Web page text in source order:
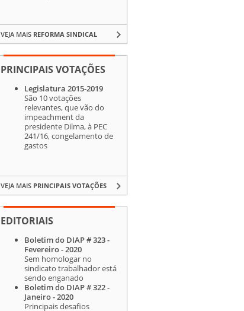
VEJA MAIS REFORMA SINDICAL
PRINCIPAIS VOTAÇÕES
Legislatura 2015-2019
São 10 votações
relevantes, que vão do
impeachment da
presidente Dilma, à PEC
241/16, congelamento de
gastos
VEJA MAIS PRINCIPAIS VOTAÇÕES
EDITORIAIS
Boletim do DIAP # 323 -
Fevereiro - 2020
Sem homologar no
sindicato trabalhador está
sendo enganado
Boletim do DIAP # 322 -
Janeiro - 2020
Principais desafios